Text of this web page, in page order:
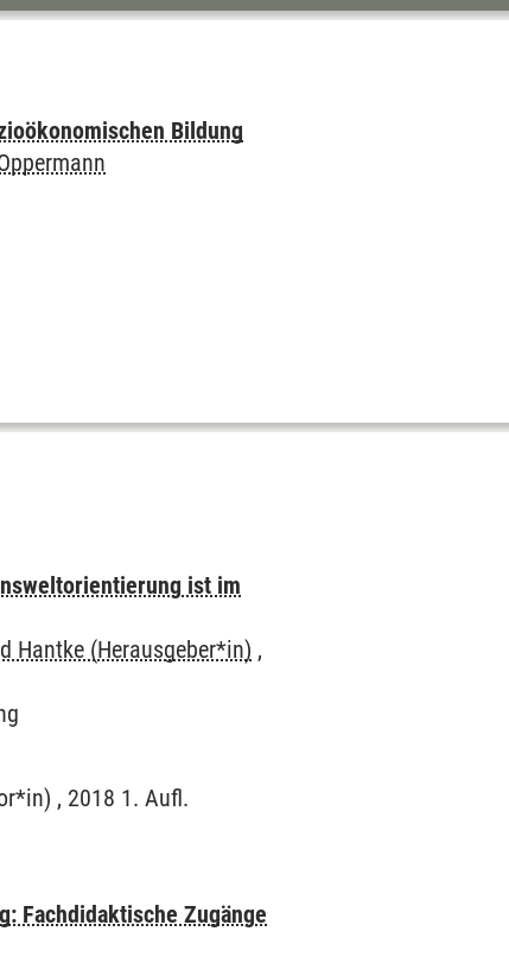
Bildung
ist im
Hantke (Herausgeber*in) ,
, 2018 1. Aufl.
Fachdidaktische Zugänge